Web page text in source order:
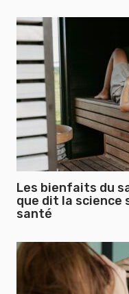
Les bienfaits du
que dit la
santé